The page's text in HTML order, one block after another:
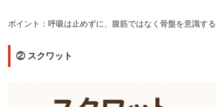
ポイント：呼吸は止めずに、腹筋ではなく骨盤を意識する
② スクワット